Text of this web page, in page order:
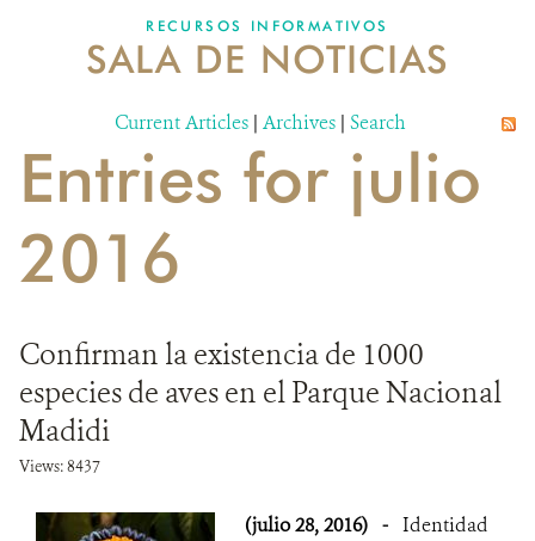
NOSOTROS
DONA
RECURSOS INFORMATIVOS
SALA DE NOTICIAS
Current Articles | Archives | Search
Entries for julio
2016
Confirman la existencia de 1000
especies de aves en el Parque Nacional
Madidi
Views: 8437
(julio 28, 2016) - Identidad